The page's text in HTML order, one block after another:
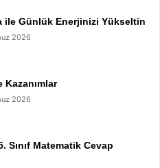
ile Günlük Enerjinizi Yükseltin
2026
Kazanımlar
2026
Sınıf Matematik Cevap